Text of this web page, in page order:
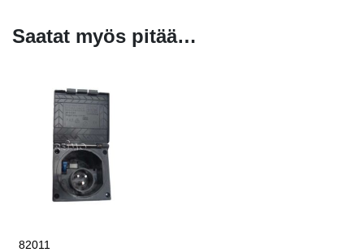
Saatat myös pitää…
82011